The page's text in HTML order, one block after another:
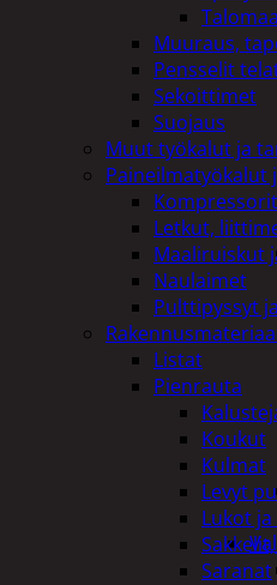
Muuraus,
Pensselit
Sekoittimet
Suojaus
Muut työkalut ja
Paineilmatyökalut
Kompressorit
Letkut,
Maaliruiskut
Naulaimet
Pulttipyssyt
Listat
Pienrauta
Koukut
Kulmat
Levyt
Lukot
Saranat